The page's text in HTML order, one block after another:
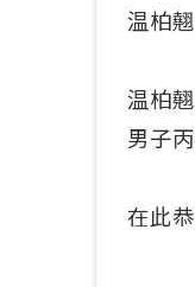
温柏
温柏
男子
在此